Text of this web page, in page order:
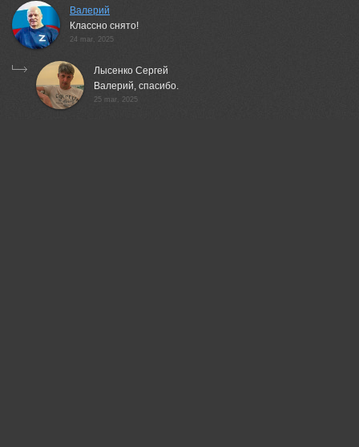
Валерий
Классно снято!
24 mar, 2025
Лысенко Сергей
Валерий, спасибо.
25 mar, 2025